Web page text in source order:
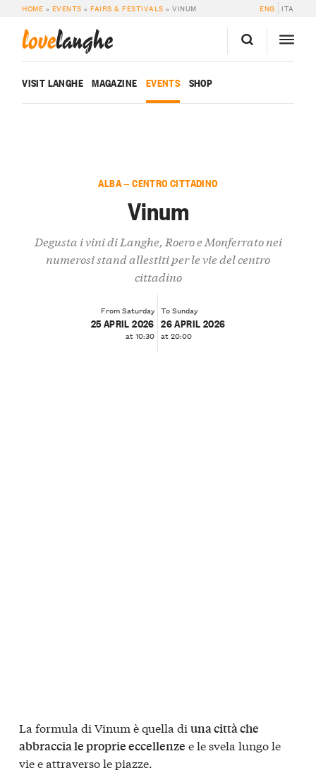
HOME » EVENTS »FAIRS & FESTIVALS »VINUM ENG ITA
lovelanghe
VISIT LANGHE MAGAZINE EVENTS SHOP
ALBA — CENTRO CITTADINO
Vinum
Degusta i vini di Langhe, Roero e Monferrato nei
numerosi stand allestiti per le vie del centro
cittadino
From Saturday
25 APRIL 2026
at 10:30
To Sunday
26 APRIL 2026
at 20:00
La formula di Vinum è quella di una città che
abbraccia le proprie eccellenze e le svela lungo le
vie e attraverso le piazze.